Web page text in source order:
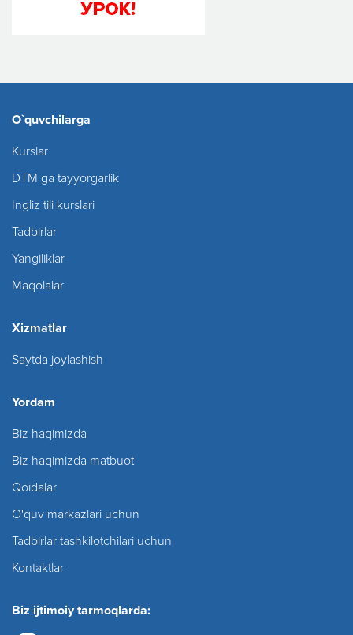
O`quvchilarga
Kurslar
DTM ga tayyorgarlik
Ingliz tili kurslari
Tadbirlar
Yangiliklar
Maqolalar
Xizmatlar
Saytda joylashish
Yordam
Biz haqimizda
Biz haqimizda matbuot
Qoidalar
O'quv markazlari uchun
Tadbirlar tashkilotchilari uchun
Kontaktlar
Biz ijtimoiy tarmoqlarda: